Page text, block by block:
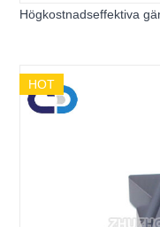
Högkostnadseffektiva
HOT